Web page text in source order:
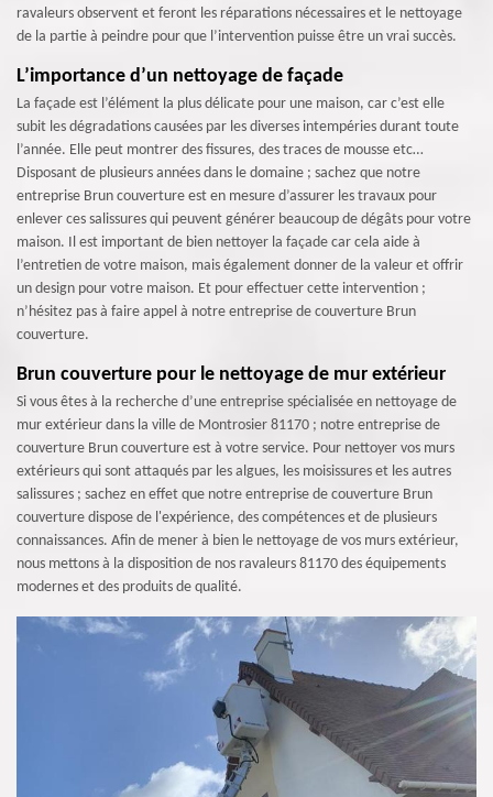
ravaleurs observent et feront les réparations nécessaires et le nettoyage
de la partie à peindre pour que l’intervention puisse être un vrai succès.
L’importance d’un nettoyage de façade
La façade est l’élément la plus délicate pour une maison, car c’est elle
subit les dégradations causées par les diverses intempéries durant toute
l’année. Elle peut montrer des fissures, des traces de mousse etc…
Disposant de plusieurs années dans le domaine ; sachez que notre
entreprise Brun couverture est en mesure d’assurer les travaux pour
enlever ces salissures qui peuvent générer beaucoup de dégâts pour votre
maison. Il est important de bien nettoyer la façade car cela aide à
l’entretien de votre maison, mais également donner de la valeur et offrir
un design pour votre maison. Et pour effectuer cette intervention ;
n’hésitez pas à faire appel à notre entreprise de couverture Brun
couverture.
Brun couverture pour le nettoyage de mur extérieur
Si vous êtes à la recherche d’une entreprise spécialisée en nettoyage de
mur extérieur dans la ville de Montrosier 81170 ; notre entreprise de
couverture Brun couverture est à votre service. Pour nettoyer vos murs
extérieurs qui sont attaqués par les algues, les moisissures et les autres
salissures ; sachez en effet que notre entreprise de couverture Brun
couverture dispose de l'expérience, des compétences et de plusieurs
connaissances. Afin de mener à bien le nettoyage de vos murs extérieur,
nous mettons à la disposition de nos ravaleurs 81170 des équipements
modernes et des produits de qualité.